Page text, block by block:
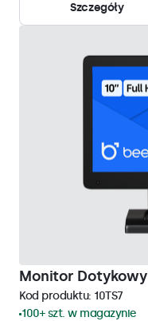
Szczegóły
Monitor Dotykowy
Kod produktu: 10TS7
100+ szt. w magazynie